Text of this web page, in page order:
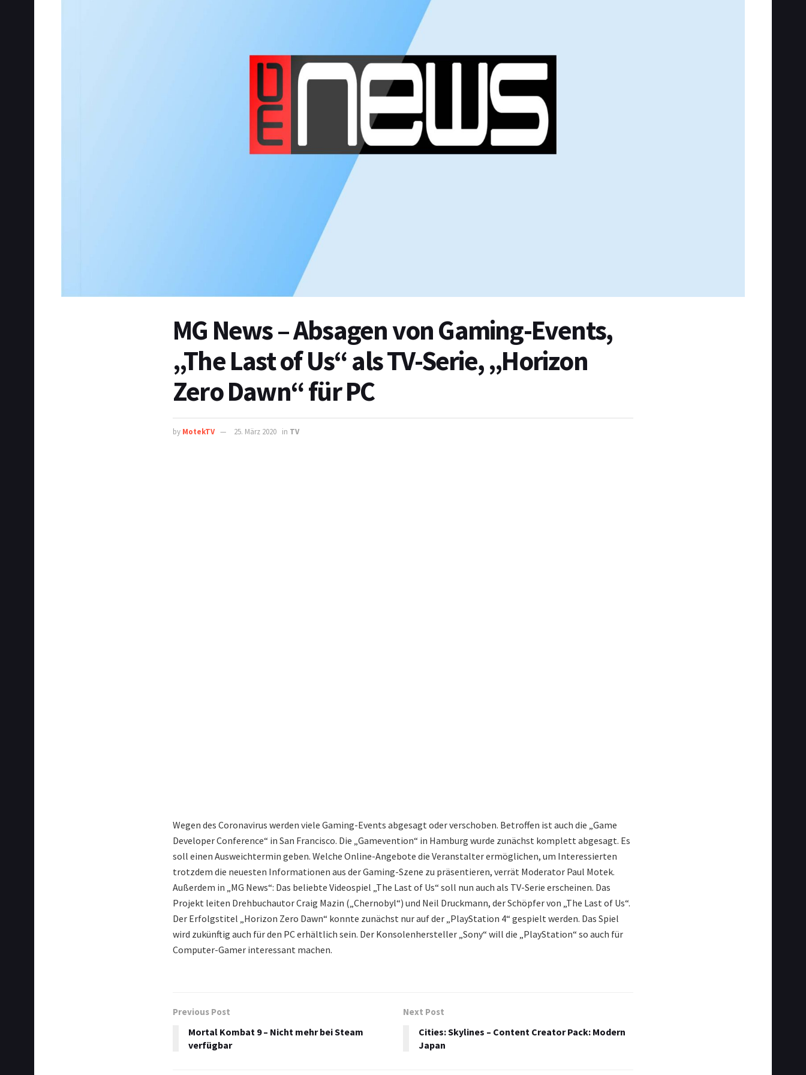
MG News – Absagen von Gaming-Events,
„The Last of Us“ als TV-Serie, „Horizon
Zero Dawn“ für PC
by MotekTV 25. März 2020 in TV
Wegen des Coronavirus werden viele Gaming-Events abgesagt oder verschoben. Betroffen ist auch die „Game
Developer Conference“ in San Francisco. Die „Gamevention“ in Hamburg wurde zunächst komplett abgesagt. Es
soll einen Ausweichtermin geben. Welche Online-Angebote die Veranstalter ermöglichen, um Interessierten
trotzdem die neuesten Informationen aus der Gaming-Szene zu präsentieren, verrät Moderator Paul Motek.
Außerdem in „MG News“: Das beliebte Videospiel „The Last of Us“ soll nun auch als TV-Serie erscheinen. Das
Projekt leiten Drehbuchautor Craig Mazin („Chernobyl“) und Neil Druckmann, der Schöpfer von „The Last of Us“.
Der Erfolgstitel „Horizon Zero Dawn“ konnte zunächst nur auf der „PlayStation 4“ gespielt werden. Das Spiel
wird zukünftig auch für den PC erhältlich sein. Der Konsolenhersteller „Sony“ will die „PlayStation“ so auch für
Computer-Gamer interessant machen.
Previous Post
Mortal Kombat 9 – Nicht mehr bei Steam
verfügbar
Next Post
Cities: Skylines – Content Creator Pack: Modern
Japan